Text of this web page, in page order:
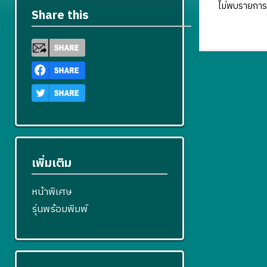
ไม่พบรายกา
Share this
เพิ่มเติม
หน้าพิเศษ
รุ่นพร้อมพิมพ์